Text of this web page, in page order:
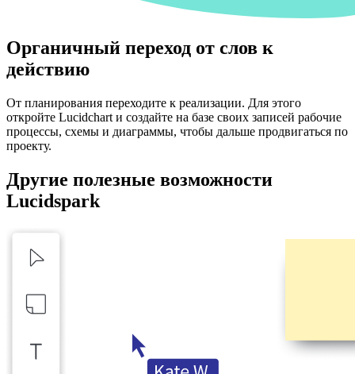
Органичный переход от слов к
действию
От планирования переходите к реализации. Для этого
откройте Lucidchart и создайте на базе своих записей рабочие
процессы, схемы и диаграммы, чтобы дальше продвигаться по
проекту.
Другие полезные возможности
Lucidspark